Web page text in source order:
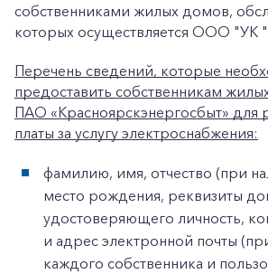
собственниками жилых домов,
которых осуществляется ООО "УК
Перечень сведений, которые
предоставить собственникам
ПАО «Красноярскэнергосбыт» для
платы за услугу электроснабжения:
фамилию, имя, отчество (при
место рождения, реквизиты
удостоверяющего личность,
и адрес электронной почты
каждого собственника и